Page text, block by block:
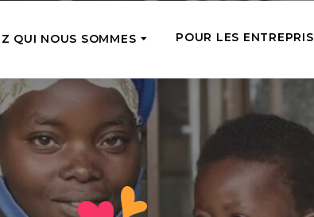
elle est le plus
SOUTIEN RÉGULIER
Tope-là 5 !
Soutenez
une chance de partir
QUI NOUS SOMMES
équipe
les coursiers du soutien
avez fourni
nous aidons
nourrissons, traitons, éduquons
POUR LES